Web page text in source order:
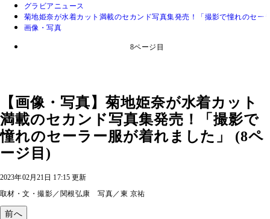
グラビアニュース
菊地姫奈が水着カット満載のセカンド写真集発売！「撮影で憧れのセー
画像・写真
8ページ目
【画像・写真】菊地姫奈が水着カット
満載のセカンド写真集発売！「撮影で
憧れのセーラー服が着れました」 (8ペ
ージ目)
2023年02月21日 17:15 更新
取材・文・撮影／関根弘康 写真／東 京祐
前へ